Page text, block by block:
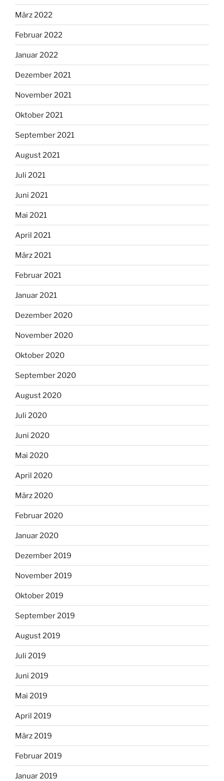
März 2022
Februar 2022
Januar 2022
Dezember 2021
November 2021
Oktober 2021
September 2021
August 2021
Juli 2021
Juni 2021
Mai 2021
April 2021
März 2021
Februar 2021
Januar 2021
Dezember 2020
November 2020
Oktober 2020
September 2020
August 2020
Juli 2020
Juni 2020
Mai 2020
April 2020
März 2020
Februar 2020
Januar 2020
Dezember 2019
November 2019
Oktober 2019
September 2019
August 2019
Juli 2019
Juni 2019
Mai 2019
April 2019
März 2019
Februar 2019
Januar 2019